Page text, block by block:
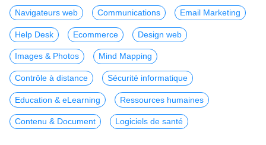
Navigateurs web Communications Email Marketing
Help Desk Ecommerce Design web
Images & Photos Mind Mapping
Contrôle à distance Sécurité informatique
Education & eLearning Ressources humaines
Contenu & Document Logiciels de santé